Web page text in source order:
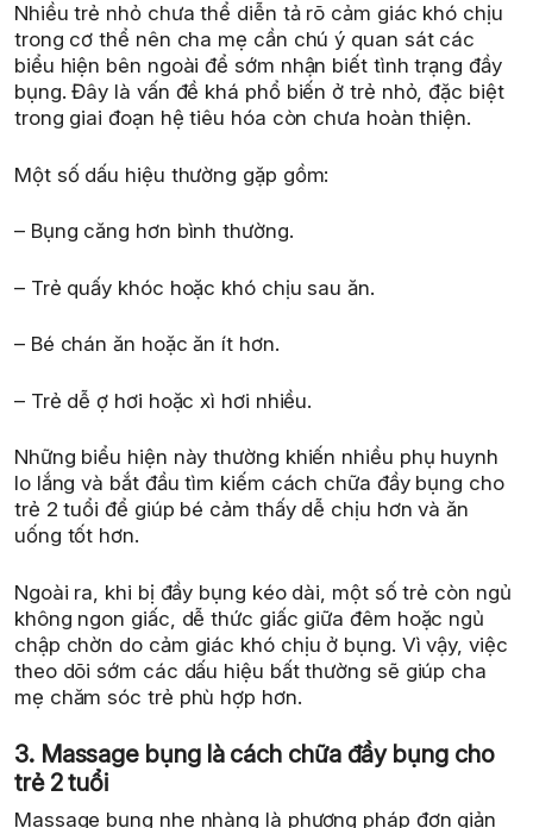
Nhiều trẻ nhỏ chưa thể diễn tả rõ cảm giác khó chịu
trong cơ thể nên cha mẹ cần chú ý quan sát các
biểu hiện bên ngoài để sớm nhận biết tình trạng đầy
bụng. Đây là vấn đề khá phổ biến ở trẻ nhỏ, đặc biệt
trong giai đoạn hệ tiêu hóa còn chưa hoàn thiện.
Một số dấu hiệu thường gặp gồm:
– Bụng căng hơn bình thường.
– Trẻ quấy khóc hoặc khó chịu sau ăn.
– Bé chán ăn hoặc ăn ít hơn.
– Trẻ dễ ợ hơi hoặc xì hơi nhiều.
Những biểu hiện này thường khiến nhiều phụ huynh
lo lắng và bắt đầu tìm kiếm cách chữa đầy bụng cho
trẻ 2 tuổi để giúp bé cảm thấy dễ chịu hơn và ăn
uống tốt hơn.
Ngoài ra, khi bị đầy bụng kéo dài, một số trẻ còn ngủ
không ngon giấc, dễ thức giấc giữa đêm hoặc ngủ
chập chờn do cảm giác khó chịu ở bụng. Vì vậy, việc
theo dõi sớm các dấu hiệu bất thường sẽ giúp cha
mẹ chăm sóc trẻ phù hợp hơn.
3. Massage bụng là cách chữa đầy bụng cho
trẻ 2 tuổi
Massage bụng nhẹ nhàng là phương pháp đơn giản